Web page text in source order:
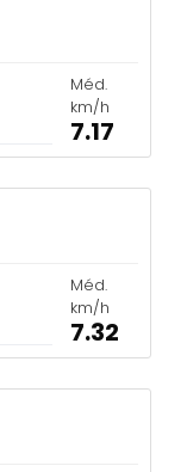
Méd.
km/h
7.17
Méd.
km/h
7.32